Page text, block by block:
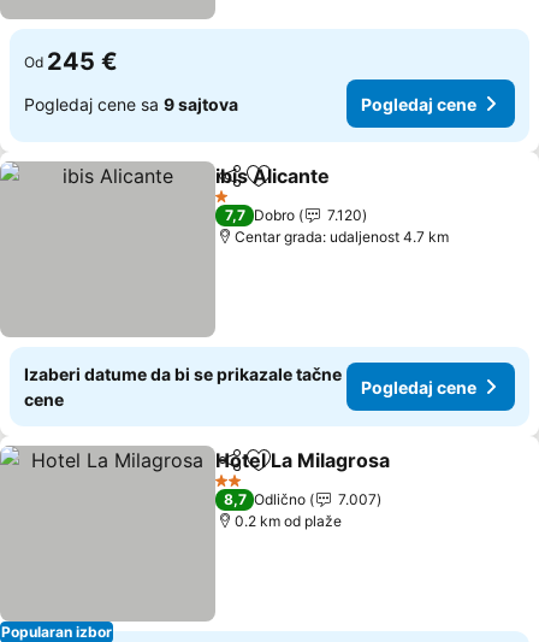
Od 245 €
Pogledaj cene sa 9 sajtova Pogledaj cene
Deli Dodati u favorite
ibis Alicante
1 Zvezdice
7,7 Dobro
7.120
Centar grada: udaljenost 4.7 km
Izaberi datume da bi se prikazale tačne
cene
Pogledaj cene
Popularan izbor
Deli Dodati u favorite
Hotel La Milagrosa
2 Zvezdice
8,7 Odlično
7.007
0.2 km od plaže